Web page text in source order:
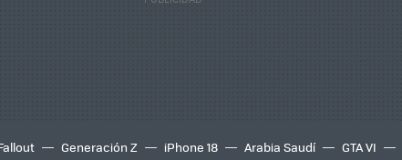
Generación Z iPhone 18 Arabia Saudí GTA VI